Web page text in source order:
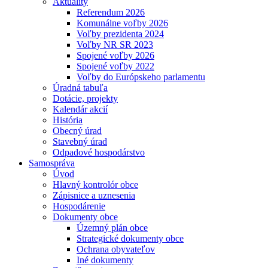
Referendum 2026
Komunálne voľby 2026
Voľby prezidenta 2024
Voľby NR SR 2023
Spojené voľby 2026
Spojené voľby 2022
Voľby do Európskeho parlamentu
Úradná tabuľa
Dotácie, projekty
Kalendár akcií
História
Obecný úrad
Stavebný úrad
Odpadové hospodárstvo
Samospráva
Úvod
Hlavný kontrolór obce
Zápisnice a uznesenia
Hospodárenie
Dokumenty obce
Územný plán obce
Strategické dokumenty obce
Ochrana obyvateľov
Iné dokumenty